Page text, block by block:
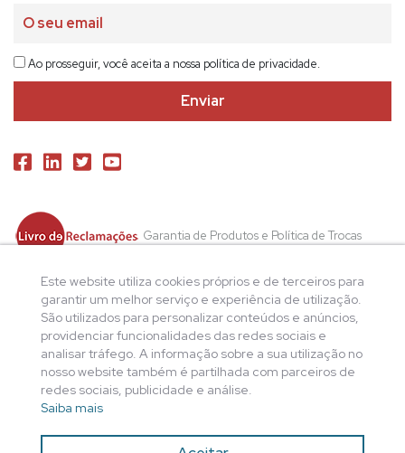
Ao prosseguir, você aceita a nossa política de privacidade.
Garantia de Produtos e Política de Trocas
Política de Privacidade
Este website utiliza cookies próprios e de terceiros para
garantir um melhor serviço e experiência de utilização.
São utilizados para personalizar conteúdos e anúncios,
providenciar funcionalidades das redes sociais e
analisar tráfego. A informação sobre a sua utilização no
nosso website também é partilhada com parceiros de
redes sociais, publicidade e análise.
Saiba mais